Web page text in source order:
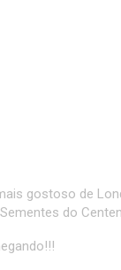
gostoso de
do